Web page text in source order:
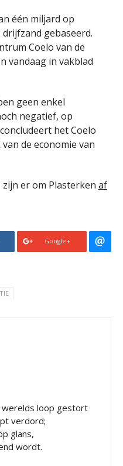
één miljard op
gebaseerd.
Coelo van de
vandaag in vakblad
geen enkel
negatief, op
het Coelo
de economie van
er om Plasterken af
Google+
loop gestort
verdord;
glans,
wordt.